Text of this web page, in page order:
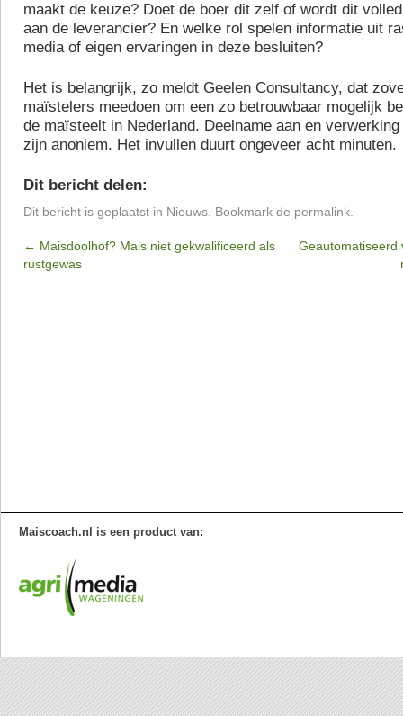
maakt de keuze? Doet de boer dit zelf of wordt dit
aan de leverancier? En welke rol spelen informatie uit
media of eigen ervaringen in deze besluiten?
Het is belangrijk, zo meldt Geelen Consultancy, dat
maïstelers meedoen om een zo betrouwbaar mogelijk
de maïsteelt in Nederland. Deelname aan en
zijn anoniem. Het invullen duurt ongeveer acht minuten.
Dit bericht delen:
Dit bericht is geplaatst in Nieuws . Bookmark de permalink
← Maisdoolhof? Mais niet gekwalificeerd als
rustgewas
Geautomatiseerd
Maiscoach.nl is een product van: